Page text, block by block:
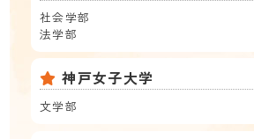
社会学部
法学部
神戸女子大学
文学部